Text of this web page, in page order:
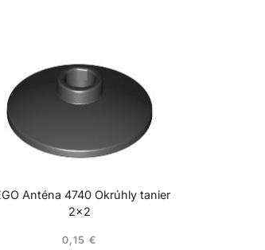
Anténa 4740 Okrúhly tanier
2×2
0,15€